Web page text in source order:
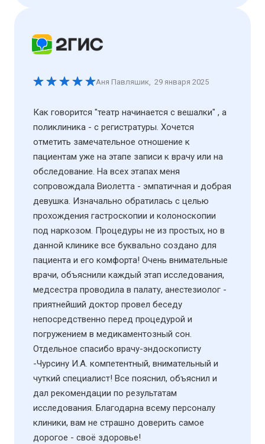
Аня Павляшик, 29 января 2025
Как говорится "театр начинается с вешалки" , а
поликлиника - с регистратуры. Хочется
отметить замечательное отношение к
пациентам уже на этапе записи к врачу или на
обследование. На всех этапах меня
сопровождала Виолетта - эмпатичная и добрая
девушка. Изначально обратилась с целью
прохождения гастроскопии и колоноскопии
под наркозом. Процедуры не из простых, но в
данной клинике все буквально создано для
пациента и его комфорта! Очень внимательные
врачи, объяснили каждый этап исследования,
медсестра проводила в палату, анестезиолог -
приятнейший доктор провел беседу
непосредственно перед процедурой и
погружением в медикаментозный сон.
Отдельное спасибо врачу-эндоскописту
-Чурсину И.А. компетентный, внимательный и
чуткий специалист! Все пояснил, объяснил и
дал рекомендации по результатам
исследования. Благодарна всему персоналу
клиники, вам не страшно доверить самое
дорогое - своё здоровье!